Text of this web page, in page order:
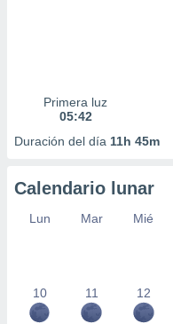
Primera luz
05:42
Duración del día 11h 45m
Calendario lunar
Lun Mar Mié
10 11 12